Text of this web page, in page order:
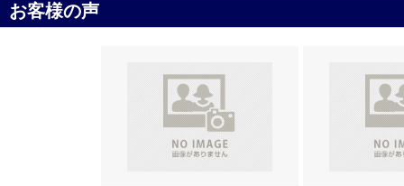
お客様の声